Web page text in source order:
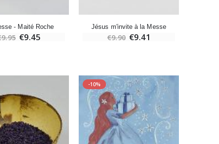
Lot de 20 Bougies de Neuvaine Blanches
Huile d'Onction
€9.90
- Maité Roche
€9.45
Jésus m'invite à la Messe
€9.90 €9.41
-10%